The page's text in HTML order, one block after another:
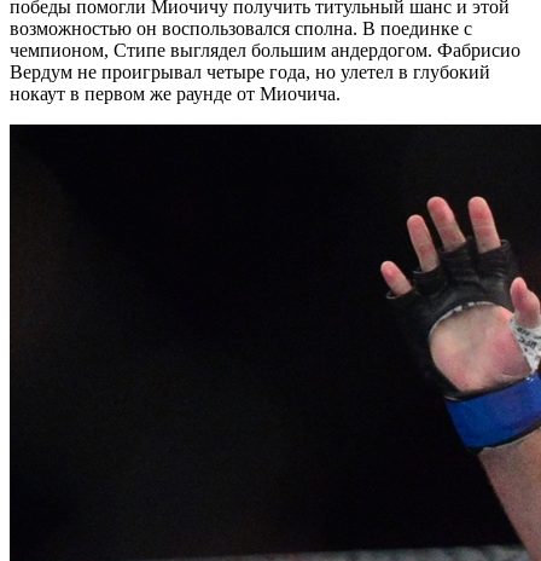
победы помогли Миочичу получить титульный шанс и этой
возможностью он воспользовался сполна. В поединке с
чемпионом, Стипе выглядел большим андердогом. Фабрисио
Вердум не проигрывал четыре года, но улетел в глубокий
нокаут в первом же раунде от Миочича.